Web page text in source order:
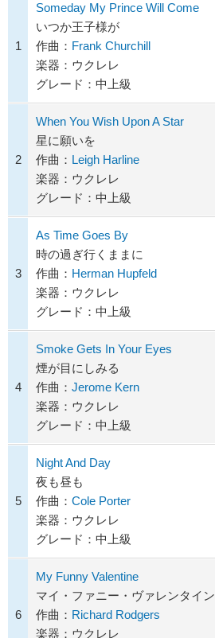
1
Someday My Prince Will Come
いつか王子様が
作曲： Frank Churchill
楽器：ウクレレ
グレード：中上級
2
When You Wish Upon A Star
星に願いを
作曲： Leigh Harline
楽器：ウクレレ
グレード：中上級
3
As Time Goes By
時の過ぎ行くままに
作曲： Herman Hupfeld
楽器：ウクレレ
グレード：中上級
4
Smoke Gets In Your Eyes
煙が目にしみる
作曲： Jerome Kern
楽器：ウクレレ
グレード：中上級
5
Night And Day
夜も昼も
作曲： Cole Porter
楽器：ウクレレ
グレード：中上級
6
My Funny Valentine
マイ・ファニー・ヴァレンタイン
作曲： Richard Rodgers
楽器：ウクレレ